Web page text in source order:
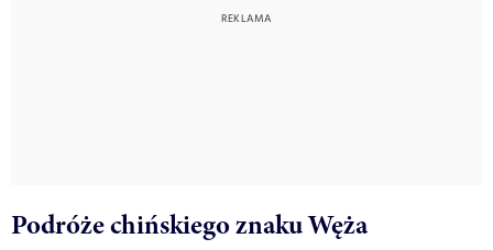
Podróże chińskiego znaku Węża